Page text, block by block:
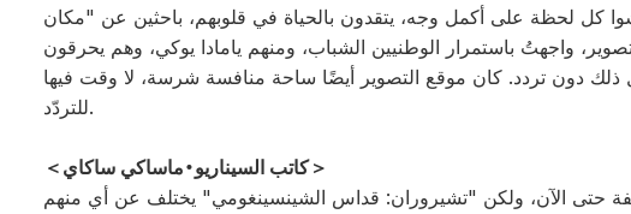
كل لحظة على أكمل وجه، يتقدون بالحياة في قلوبهم، باحثين عن "مكان
واجهتُ باستمرار الوطنيين الشباب، ومنهم يامادا يوكي، وهم يحرقون
ذلك دون تردد. كان موقع التصوير أيضًا ساحة منافسة شرسة، لا وقت فيها
للتردّد.
＜كاتب السيناريو・ماساكي ساكاي＞